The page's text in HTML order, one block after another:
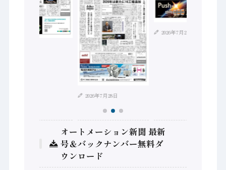
2026年7月28日
2026年7月21日
オートメーション新聞 最新
号＆バックナンバー無料ダ
ウンロード